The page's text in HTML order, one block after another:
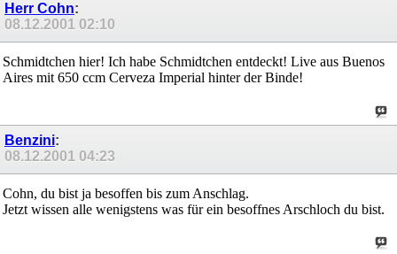
Herr Cohn:
08.12.2001 02:10
Schmidtchen hier! Ich habe Schmidtchen entdeckt! Live aus Buenos
Aires mit 650 ccm Cerveza Imperial hinter der Binde!
Benzini:
08.12.2001 04:23
Cohn, du bist ja besoffen bis zum Anschlag.
Jetzt wissen alle wenigstens was für ein besoffnes Arschloch du bist.